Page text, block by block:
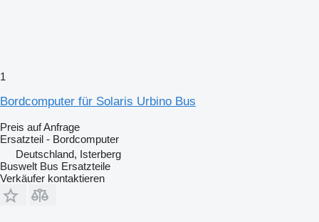
1
Bordcomputer für Solaris Urbino Bus
Preis auf Anfrage
Ersatzteil - Bordcomputer
Deutschland, Isterberg
Buswelt Bus Ersatzteile
Verkäufer kontaktieren